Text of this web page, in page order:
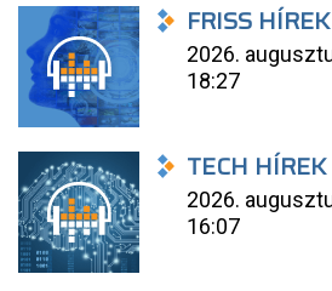
FRISS HÍREK
2026.
18:27
TECH HÍREK
2026.
16:07